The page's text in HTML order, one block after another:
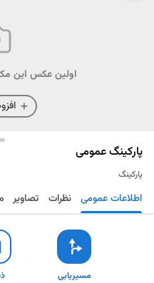
اولین عکس این
پارکینگ عمومی
پارکینگ
مسیریابی ذخیره اطلاعات عمومی نظرات تصاویر
مسیریابی